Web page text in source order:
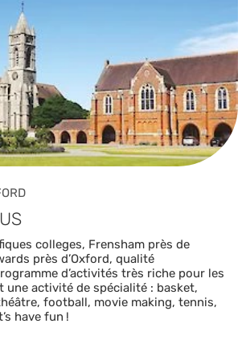
colleges, Frensham près de
près d’Oxford, qualité
d’activités très riche pour les
une activité de spécialité : basket,
football, movie making, tennis,
have fun !